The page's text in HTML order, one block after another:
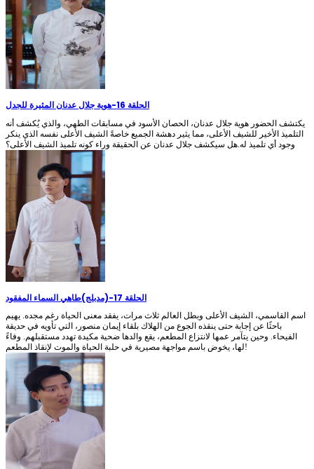
الحلقة 16 -هوية جلال عدنان المثيرة للجدل
يكتشف الحضور هوية جلال عدنان، الحصان الأسود في مسابقات الطهي، والذي يُكشف أنه
التلميذ الأخير للشيف الأعلى، مما يثير دهشة الجميع خاصةً الشيف الأعلى نفسه الذي ينكر
وجود أي تلميذ له.هل سيكشف جلال عدنان عن الحقيقة وراء كونه تلميذ الشيف الأعلى؟
الحلقة 17 -(مدبلج)طاهي السماء المفقود
اسم القاسمي، الشيف الأعلى وبطل العالم ثلاث مرات، يفقد معنى الحياة رغم مجده. يهيم
باحثًا عن إجابة حتى ينقذه الجوع من الهلاك بلقاء إيمان منصور، التي تأويه في حديقة
الفيحاء. وحين يتآمر عمها لانتزاع المطعم، يقع والدها ضحية مكيدة تهدد مستقبلهم. وفاءً
لها، يخوض باسم مواجهة مصيرية في حلبة الحياة والموت لإنقاذ المطعم!